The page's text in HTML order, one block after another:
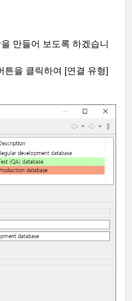
만들어 보도록 하겠습니
튼을 클릭하여 [연결 유형]